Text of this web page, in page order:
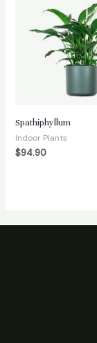
Spathiphyllum
Indoor Plants
$94.90